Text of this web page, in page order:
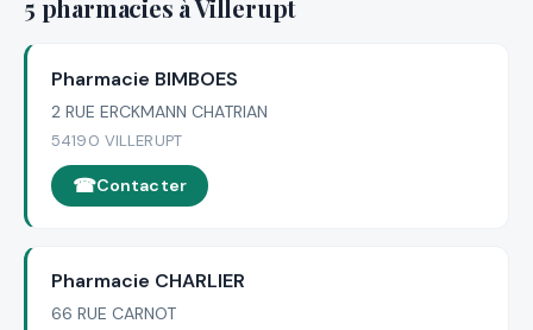
5 pharmacies à Villerupt
Pharmacie BIMBOES
2 RUE ERCKMANN CHATRIAN
54190 VILLERUPT
Contacter
Pharmacie CHARLIER
66 RUE CARNOT